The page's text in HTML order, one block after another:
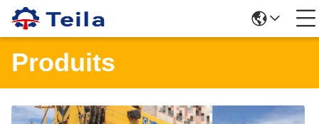
Produits